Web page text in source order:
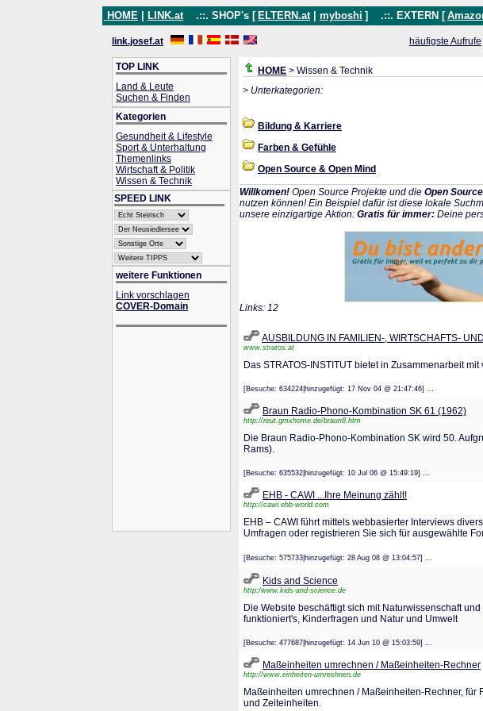
HOME LINK.at .::. SHOP's [ ELTERN.at myboshi ] .::. EXTERN [
link.josef.at häufigste Aufrufe
TOP LINK
Land & Leute
Suchen & Finden
Kategorien
Gesundheit & Lifestyle
Sport & Unterhaltung
Themenlinks
Wirtschaft & Politik
Wissen & Technik
SPEED LINK
weitere Funktionen
Link vorschlagen
COVER-Domain
HOME > Wissen & Technik
> Unterkategorien:
Bildung & Karriere
Farben & Gefühle
Open Source & Open Mind
Willkomen! Open Source Projekte und die Open
nutzen können! Ein Beispiel dafür ist diese lokale
unsere einzigartige Aktion: Gratis für immer: Deine
Links: 12
AUSBILDUNG IN FAMILIEN-, WIRTSCHAFTS-
www.stratos.at
Das STRATOS-INSTITUT bietet in Zusammenarbeit
[Besuche: 634224|hinzugefügt: 17 Nov 04 @ 21:47:46] ...
Braun Radio-Phono-Kombination SK 61 (1962)
http://reut.gmxhome.de/braun8.htm
Die Braun Radio-Phono-Kombination SK wird 50.
Rams).
[Besuche: 635532|hinzugefügt: 10 Jul 06 @ 15:49:19] ...
EHB - CAWI ...Ihre Meinung zählt!
http://cawi.ehb-world.com
EHB – CAWI führt mittels webbasierter Interviews
Umfragen oder registrieren Sie sich für ausgewählte
[Besuche: 575733|hinzugefügt: 28 Aug 08 @ 13:04:57] ...
Kids and Science
http:/www.kids-and-science.de
Die Website beschäftigt sich mit Naturwissenschaft
funktioniert's, Kinderfragen und Natur und Umwelt
[Besuche: 477687|hinzugefügt: 14 Jun 10 @ 15:03:59] ...
Maßeinheiten umrechnen / Maßeinheiten-Rechner
http://www.einheiten-umrechnen.de
Maßeinheiten umrechnen / Maßeinheiten-Rechner, für
und Zeiteinheiten.